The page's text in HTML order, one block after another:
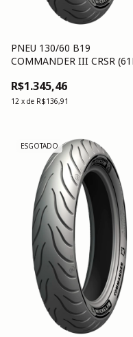
PNEU 130/60 B19
COMMANDER III CRSR
R$1.345,46
12 x de R$136,91
ESGOTADO